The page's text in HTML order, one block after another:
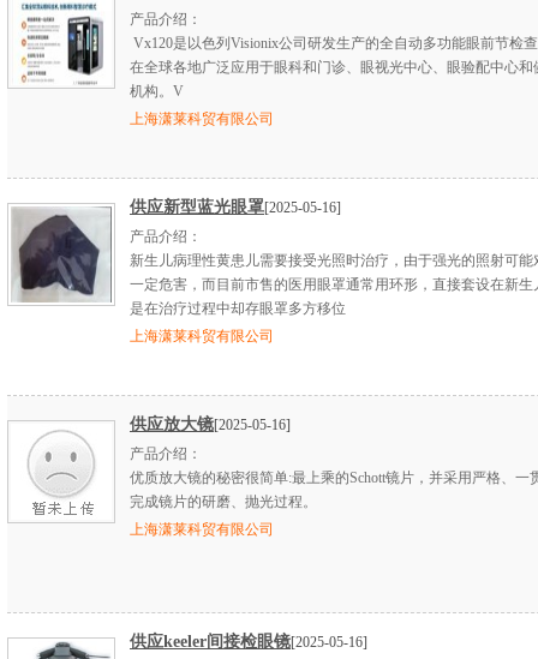
产品介绍：
Vx120是以色列Visionix公司研发生产的全自动多功能眼前节检
在全球各地广泛应用于眼科和门诊、眼视光中心、眼验配中心和
机构。V
上海潇莱科贸有限公司
供应新型蓝光眼罩[2025-05-16]
产品介绍：
新生儿病理性黄患儿需要接受光照时治疗，由于强光的照射可能
一定危害，而目前市售的医用眼罩通常用环形，直接套设在新生
是在治疗过程中却存眼罩多方移位
上海潇莱科贸有限公司
供应放大镜[2025-05-16]
产品介绍：
优质放大镜的秘密很简单:最上乘的Schott镜片，并采用严格、一
完成镜片的研磨、抛光过程。
上海潇莱科贸有限公司
供应keeler间接检眼镜[2025-05-16]